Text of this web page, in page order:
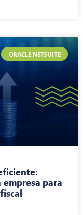
ORACLE NETSUITE
para